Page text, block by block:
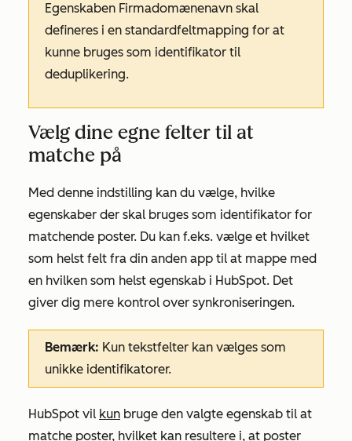
Egenskaben Firmadomænenavn skal
defineres i en standardfeltmapping for at
kunne bruges som identifikator til
deduplikering.
Vælg dine egne felter til at
matche på
Med denne indstilling kan du vælge, hvilke
egenskaber der skal bruges som identifikator for
matchende poster. Du kan f.eks. vælge et hvilket
som helst felt fra din anden app til at mappe med
en hvilken som helst egenskab i HubSpot. Det
giver dig mere kontrol over synkroniseringen.
Bemærk: Kun tekstfelter kan vælges som
unikke identifikatorer.
HubSpot vil kun bruge den valgte egenskab til at
matche poster, hvilket kan resultere i, at poster